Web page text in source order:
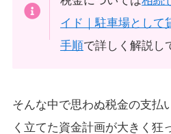
イド｜駐車場として
手順で詳しく解説し
そんな中で思わぬ税金の支払
く立てた資金計画が大きく狂